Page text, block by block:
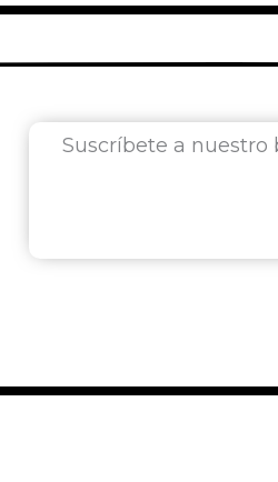
Suscríbete a nuestro